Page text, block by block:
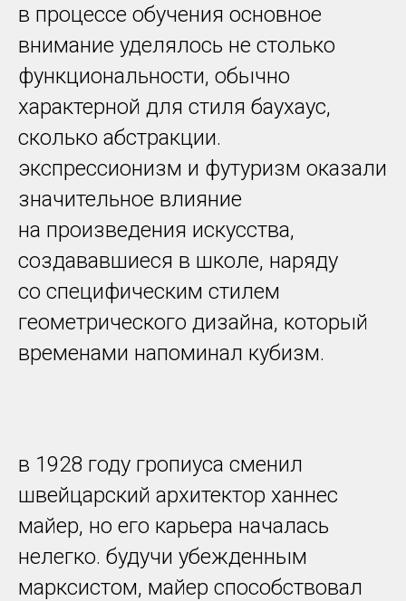
в процессе обучения основное
внимание уделялось не столько
функциональности, обычно
характерной для стиля баухаус,
сколько абстракции.
экспрессионизм и футуризм оказали
значительное влияние
на произведения искусства,
создававшиеся в школе, наряду
со специфическим стилем
геометрического дизайна, который
временами напоминал кубизм.
в 1928 году гропиуса сменил
швейцарский архитектор ханнес
майер, но его карьера началась
нелегко. будучи убежденным
марксистом, майер способствовал